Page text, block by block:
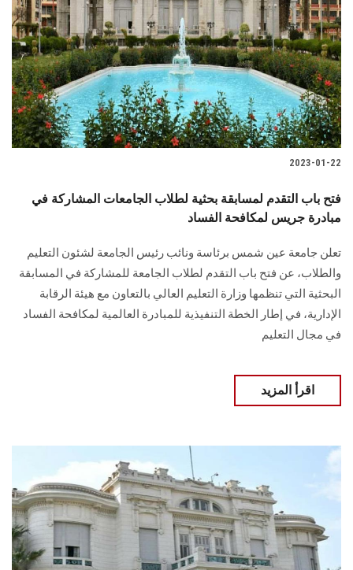
الإعلام
تواصل معنا
الطلاب
هيئة التدريس
الموظفون
الزائـرون
2023-01-22
فتح باب التقدم لمسابقة بحثية لطلاب الجامعات المشاركة في
مبادرة جريس لمكافحة الفساد
تعلن جامعة عين شمس برئاسة ونائب رئيس الجامعة لشئون التعليم
والطلاب، عن فتح باب التقدم لطلاب الجامعة للمشاركة في المسابقة
البحثية التي تنظمها وزارة التعليم العالي بالتعاون مع هيئة الرقابة
الإدارية، في إطار الخطة التنفيذية للمبادرة العالمية لمكافحة الفساد
في مجال التعليم
اقرأ المزيد